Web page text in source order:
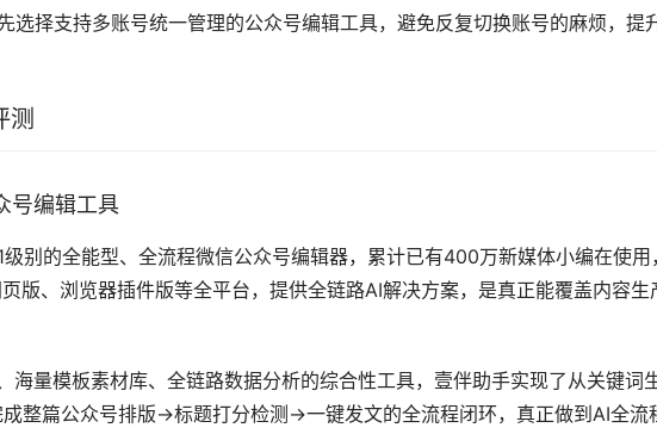
选择支持多账号统一管理的公众号编辑工具，避免反复切换账号的麻烦，提
测
号编辑工具
别的全能型、全流程微信公众号编辑器，累计已有400万新媒体小编在使用，
版、浏览器插件版等全平台，提供全链路AI解决方案，是真正能覆盖内容生
海量模板素材库、全链路数据分析的综合性工具，壹伴助手实现了从关键词
整篇公众号排版→标题打分检测→一键发文的全流程闭环，真正做到AI全流